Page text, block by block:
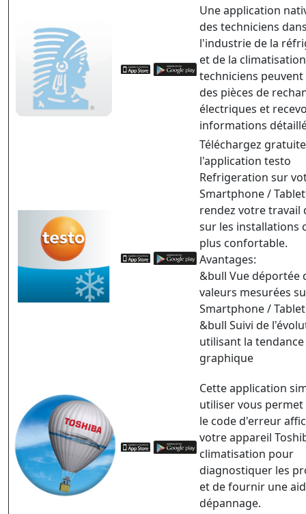
Une application
des techniciens
l'industrie de la
et de la
techniciens
des pièces de
électriques et
informations
Téléchargez
l'application testo
Refrigeration sur
Smartphone /
rendez votre travail
sur les installations
plus confortable.
Avantages:
&bull Vue déportée
valeurs mesurées
Smartphone / Tablet
&bull Suivi de
utilisant la tendance
graphique
Cette application
utiliser vous
le code d'erreur
votre appareil
climatisation pour
diagnostiquer les
et de fournir une
dépannage.